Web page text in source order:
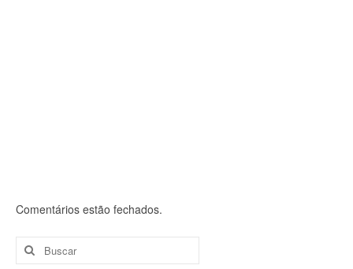
Comentários estão fechados.
Buscar
por: